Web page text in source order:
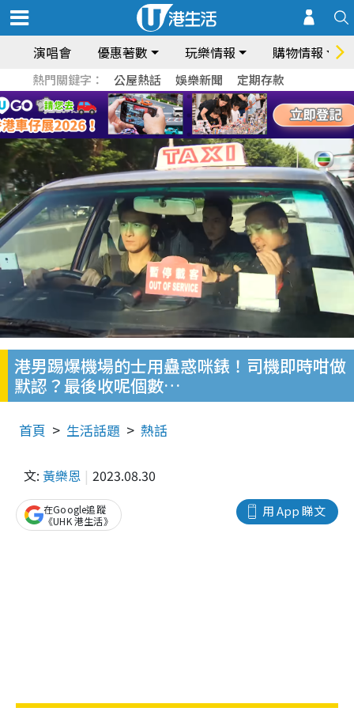
演唱會 優惠著數 玩樂情報 購物情報
熱門關鍵字： 公屋熱話 娛樂新聞 定期存款
港男踢爆機場的士用蠱惑咪錶！司機即時咁做
默認？最後收呢個數…
首頁 生活話題 熱話
文: 黃樂恩 2023.08.30
用 App 睇文
在Google追蹤
《UHK 港生活》